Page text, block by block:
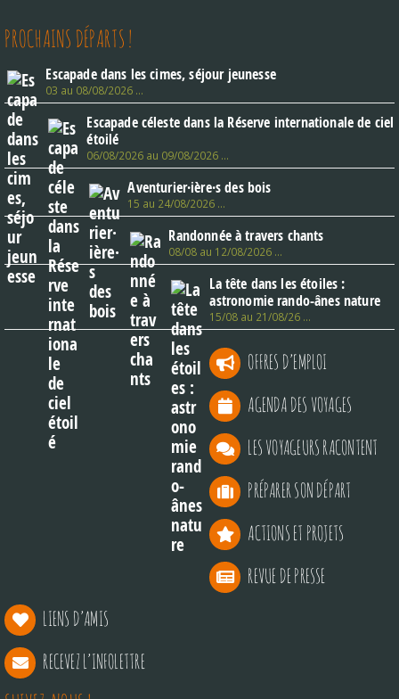
PROCHAINS DÉPARTS !
Escapade dans les cimes, séjour jeunesse
03 au 08/08/2026 …
Escapade céleste dans la Réserve internationale de ciel
étoilé
06/08/2026 au 09/08/2026 …
Aventurier·ière·s des bois
15 au 24/08/2026 …
Randonnée à travers chants
08/08 au 12/08/2026 …
La tête dans les étoiles :
astronomie rando-ânes nature
15/08 au 21/08/26 …
OFFRES D’EMPLOI
AGENDA DES VOYAGES
LES VOYAGEURS RACONTENT
PRÉPARER SON DÉPART
ACTIONS ET PROJETS
REVUE DE PRESSE
LIENS D’AMIS
RECEVEZ L’INFOLETTRE